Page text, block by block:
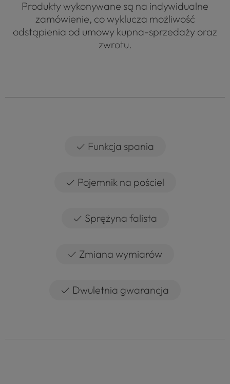
Produkty wykonywane są na indywidualne
zamówienie, co wyklucza możliwość
odstąpienia od umowy kupna-sprzedaży oraz
zwrotu.
✓ Funkcja spania
✓ Pojemnik na pościel
✓ Sprężyna falista
✓ Zmiana wymiarów
✓ Dwuletnia gwarancja